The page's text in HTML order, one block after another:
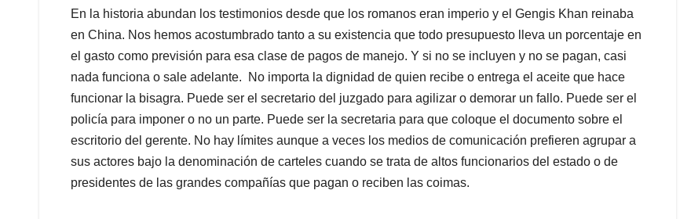
En la historia abundan los testimonios desde que los romanos eran imperio y el Gengis Khan reinaba
en China. Nos hemos acostumbrado tanto a su existencia que todo presupuesto lleva un porcentaje en
el gasto como previsión para esa clase de pagos de manejo. Y si no se incluyen y no se pagan, casi
nada funciona o sale adelante. No importa la dignidad de quien recibe o entrega el aceite que hace
funcionar la bisagra. Puede ser el secretario del juzgado para agilizar o demorar un fallo. Puede ser el
policía para imponer o no un parte. Puede ser la secretaria para que coloque el documento sobre el
escritorio del gerente. No hay límites aunque a veces los medios de comunicación prefieren agrupar a
sus actores bajo la denominación de carteles cuando se trata de altos funcionarios del estado o de
presidentes de las grandes compañías que pagan o reciben las coimas.